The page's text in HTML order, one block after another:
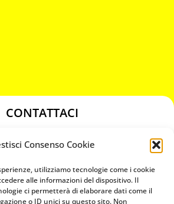
Consenso Cookie
utilizziamo tecnologie come i cookie
alle informazioni del dispositivo. Il
ci permetterà di elaborare dati come il
o ID unici su questo sito. Non
CONTATTACI